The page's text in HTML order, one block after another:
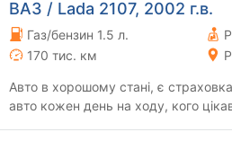
ВАЗ / Lada 2107, 2002 г.в.
Газ/бензин 1.5 л.
170 тис. км
Авто в хорошому стані, є
авто кожен день на ходу, кого